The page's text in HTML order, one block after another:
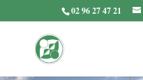
02 96 27 47 21